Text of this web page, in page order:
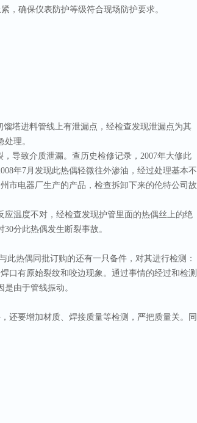
，确保仪表防护等级符合现场防护要求。
塔进料管线上有泄漏点，经检查发现泄漏点为其
理。
导致介质泄漏。查历史检修记录，2007年大修此
年7月发现此热偶轻微往外渗油，经过处理基本不
市电器厂生产的产品，检查拆卸下来的伦特公司故
温度不对，经检查发现护管里面的热偶丝上的绝
分此热偶发生断裂事故。
热偶同批订购的还有一只备件，对其进行检测：
口有原始裂纹和咬边现象。通过事情的经过和检测
由于管线振动。
还要增加材质、焊接质量等检测，严把质量关。同